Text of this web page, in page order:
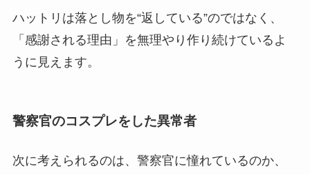
ハットリは落とし物を“返している”のではなく、
「感謝される理由」を無理やり作り続けているよ
うに見えます。
警察官のコスプレをした異常者
次に考えられるのは、警察官に憧れているのか、